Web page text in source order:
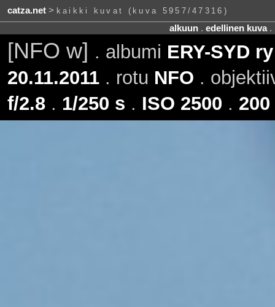
catza.net> kaikki kuvat (kuva 5957/47316)
alkuun. edellinen kuva.
[NFO w] . albumi ERY-SYD
20.11.2011. rotu NFO .
f/2.8. 1/250 s . ISO 2500 .